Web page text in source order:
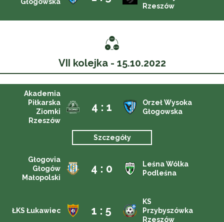
Głogowska
Rzeszów
VII kolejka - 15.10.2022
Akademia
Piłkarska
Ziomki
Rzeszów
4 : 1
Orzeł Wysoka
Głogowska
Szczegóły
Głogovia
Głogów
Małopolski
4 : 0
Leśna Wólka
Podleśna
ŁKS Łukawiec 1 : 5
KS
Przybyszówka
Rzeszów